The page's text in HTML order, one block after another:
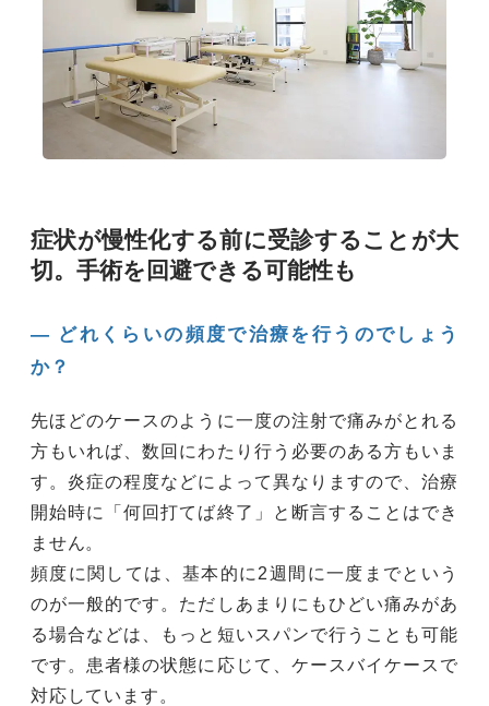
症状が慢性化する前に受診することが大
切。手術を回避できる可能性も
― どれくらいの頻度で治療を行うのでしょう
か？
先ほどのケースのように一度の注射で痛みがとれる
方もいれば、数回にわたり行う必要のある方もいま
す。炎症の程度などによって異なりますので、治療
開始時に「何回打てば終了」と断言することはでき
ません。
頻度に関しては、基本的に2週間に一度までという
のが一般的です。ただしあまりにもひどい痛みがあ
る場合などは、もっと短いスパンで行うことも可能
です。患者様の状態に応じて、ケースバイケースで
対応しています。